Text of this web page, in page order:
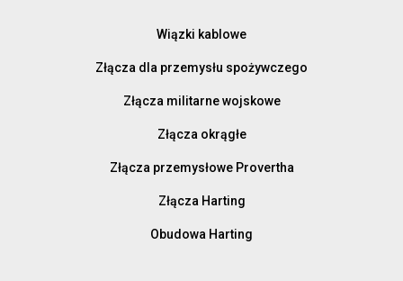
Wiązki kablowe
Złącza dla przemysłu spożywczego
Złącza militarne wojskowe
Złącza okrągłe
Złącza przemysłowe Provertha
Złącza Harting
Obudowa Harting